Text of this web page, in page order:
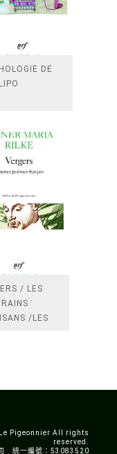
DE
/ LES
/LES
Pigeonnier All rights
reserved.
統一編號：53083520